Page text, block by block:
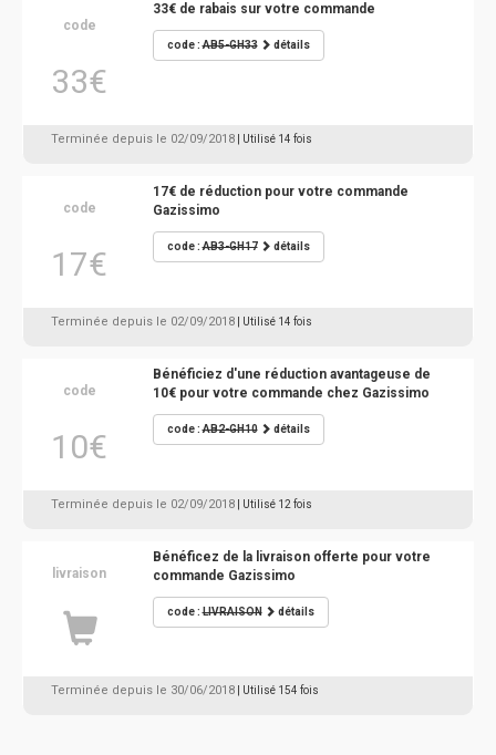
code
33€
33€ de rabais sur votre commande
code :AB5-GH33 détails
Terminée depuis le 02/09/2018 | Utilisé 14 fois
code
17€
17€ de réduction pour votre commande
Gazissimo
code :AB3-GH17 détails
Terminée depuis le 02/09/2018 | Utilisé 14 fois
code
10€
Bénéficiez d'une réduction avantageuse de
10€ pour votre commande chez Gazissimo
code :AB2-GH10 détails
Terminée depuis le 02/09/2018 | Utilisé 12 fois
livraison
Bénéficez de la livraison offerte pour votre
commande Gazissimo
code :LIVRAISON détails
Terminée depuis le 30/06/2018 | Utilisé 154 fois